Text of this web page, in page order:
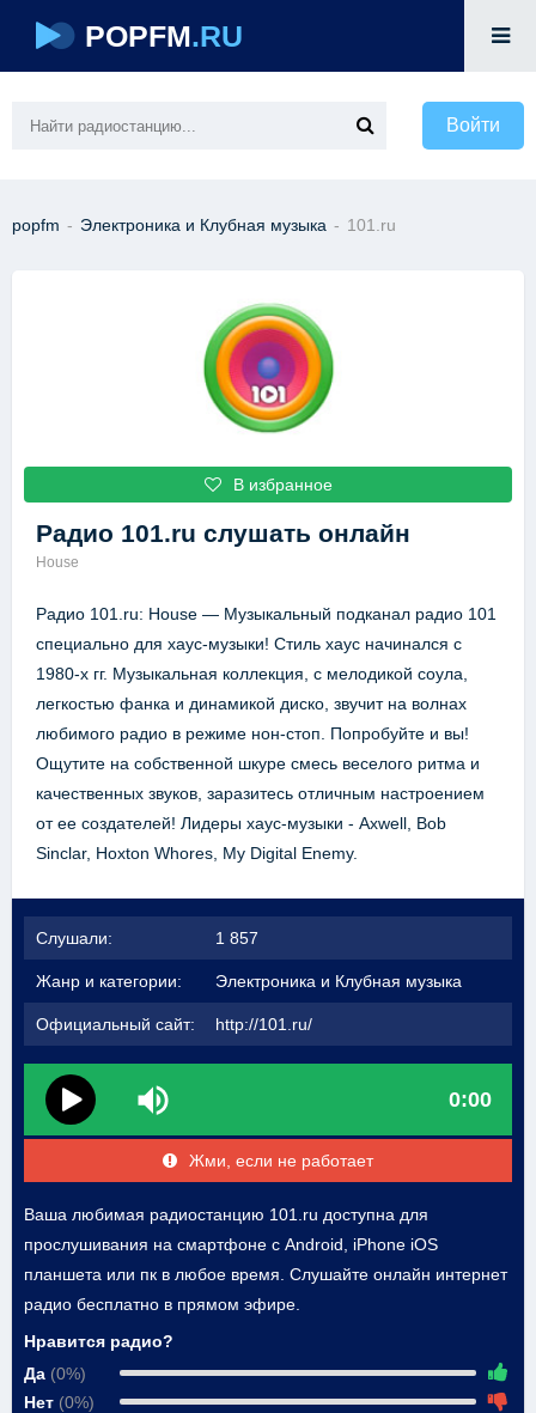
POPFM.RU
Войти
popfm - Электроника и Клубная музыка - 101.ru
В избранное
Радио 101.ru слушать онлайн
House
Радио 101.ru: House — Музыкальный подканал радио 101
специально для хаус-музыки! Стиль хаус начинался с
1980-х гг. Музыкальная коллекция, с мелодикой соула,
легкостью фанка и динамикой диско, звучит на волнах
любимого радио в режиме нон-стоп. Попробуйте и вы!
Ощутите на собственной шкуре смесь веселого ритма и
качественных звуков, заразитесь отличным настроением
от ее создателей! Лидеры хаус-музыки - Axwell, Bob
Sinclar, Hoxton Whores, My Digital Enemy.
Слушали: 1 857
Жанр и категории: Электроника и Клубная музыка
Официальный сайт: http://101.ru/
0:00
Жми, если не работает
Ваша любимая радиостанцию 101.ru доступна для
прослушивания на смартфоне с Android, iPhone iOS
планшета или пк в любое время. Слушайте онлайн интернет
радио бесплатно в прямом эфире.
Нравится радио?
Да (0%)
Нет (0%)